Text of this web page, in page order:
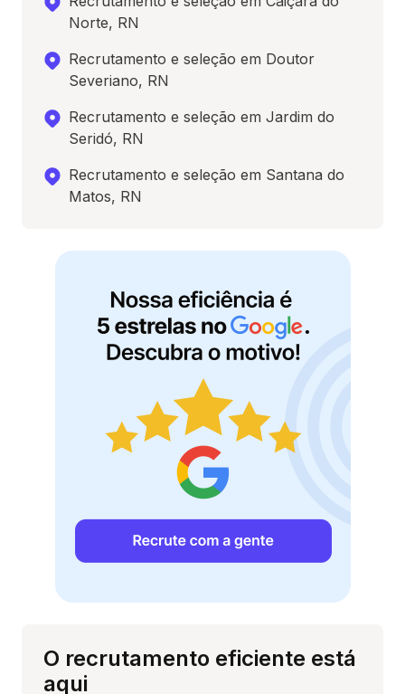
Norte, RN
Recrutamento e seleção em Doutor
Severiano, RN
Recrutamento e seleção em Jardim do
Seridó, RN
Recrutamento e seleção em Santana do
Matos, RN
O recrutamento eficiente está
aqui